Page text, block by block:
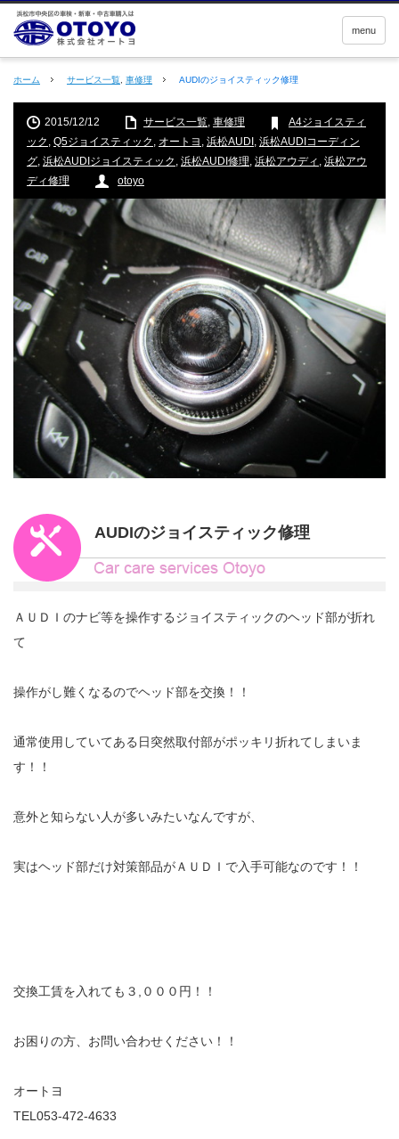
menu
ホーム サービス一覧 車修理 AUDIのジョイスティック修理
2015/12/12 サービス一覧, 車修理
A4ジョイスティ
ック , Q5ジョイスティック , オートヨ , 浜松AUDI , 浜松AUDIコーディン
グ, 浜松AUDIジョイスティック , 浜松AUDI修理, 浜松アウディ , 浜松アウ
ディ修理
otoyo
AUDIのジョイスティック修理
ＡＵＤＩのナビ等を操作するジョイスティックのヘッド部が折れ
て
操作がし難くなるのでヘッド部を交換！！
通常使用していてある日突然取付部がポッキリ折れてしまいま
す！！
意外と知らない人が多いみたいなんですが、
実はヘッド部だけ対策部品がＡＵＤＩで入手可能なのです！！
交換工賃を入れても３,０００円！！
お困りの方、お問い合わせください！！
オートヨ
TEL053-472-4633